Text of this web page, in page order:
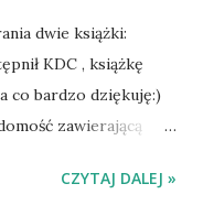
dwie książki:
KDC , książkę
co bardzo dziękuję:)
zawierającą
8:00. Zapraszam
CZYTAJ DALEJ »